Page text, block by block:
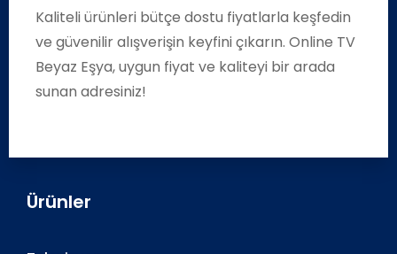
Kaliteli ürünleri bütçe dostu fiyatlarla keşfedin
ve güvenilir alışverişin keyfini çıkarın. Online TV
Beyaz Eşya, uygun fiyat ve kaliteyi bir arada
sunan adresiniz!
Ürünler